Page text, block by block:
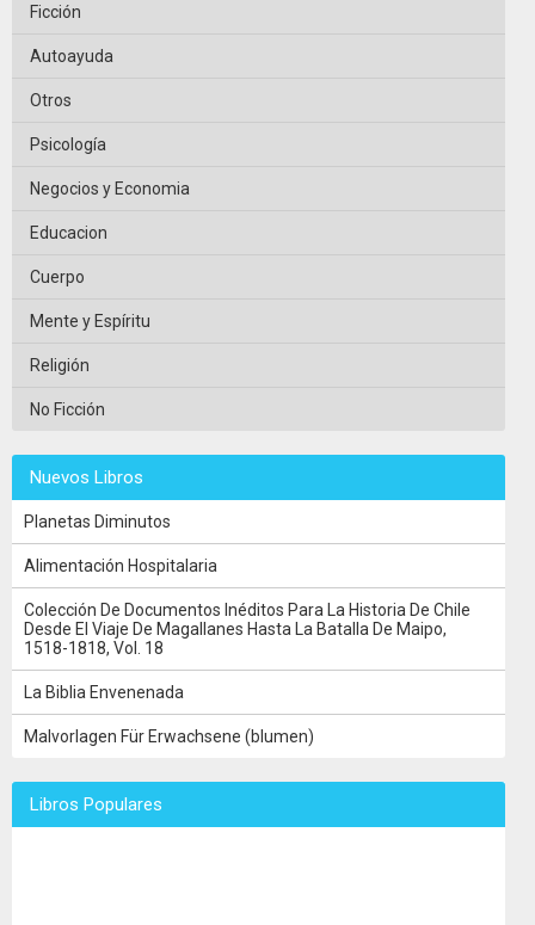
Ficción
Autoayuda
Otros
Psicología
Negocios y Economia
Educacion
Cuerpo
Mente y Espíritu
Religión
No Ficción
Nuevos Libros
Planetas Diminutos
Alimentación Hospitalaria
Colección De Documentos Inéditos Para La Historia De Chile
Desde El Viaje De Magallanes Hasta La Batalla De Maipo,
1518-1818, Vol. 18
La Biblia Envenenada
Malvorlagen Für Erwachsene (blumen)
Libros Populares